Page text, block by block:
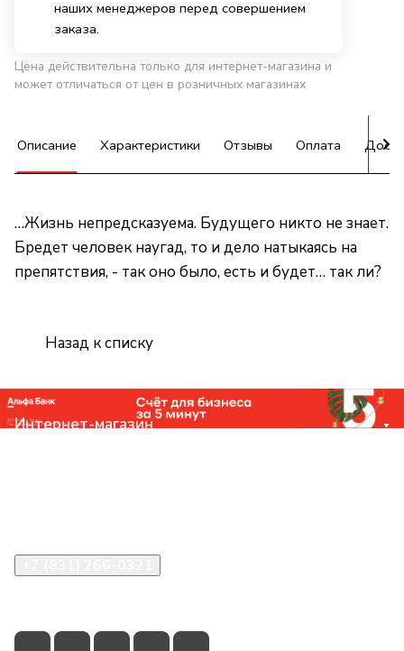
наших менеджеров перед совершением
заказа.
Цена действительна только для интернет-магазина и
может отличаться от цен в розничных магазинах
Описание Характеристики Отзывы Оплата
…Жизнь непредсказуема. Будущего никто не знает.
Бредет человек наугад, то и дело натыкаясь на
препятствия, - так оно было, есть и будет… так ли?
Назад к списку
Интернет-магазин